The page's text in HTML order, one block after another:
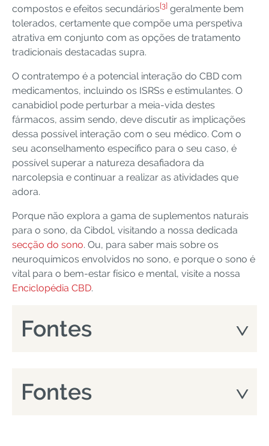
compostos e efeitos secundários[3] geralmente bem
tolerados, certamente que compõe uma perspetiva
atrativa em conjunto com as opções de tratamento
tradicionais destacadas supra.
O contratempo é a potencial interação do CBD com
medicamentos, incluindo os ISRSs e estimulantes. O
canabidiol pode perturbar a meia-vida destes
fármacos, assim sendo, deve discutir as implicações
dessa possível interação com o seu médico. Com o
seu aconselhamento específico para o seu caso, é
possível superar a natureza desafiadora da
narcolepsia e continuar a realizar as atividades que
adora.
Porque não explora a gama de suplementos naturais
para o sono, da Cibdol, visitando a nossa dedicada
secção do sono. Ou, para saber mais sobre os
neuroquímicos envolvidos no sono, e porque o sono é
vital para o bem-estar físico e mental, visite a nossa
Enciclopédia CBD.
Fontes
Fontes